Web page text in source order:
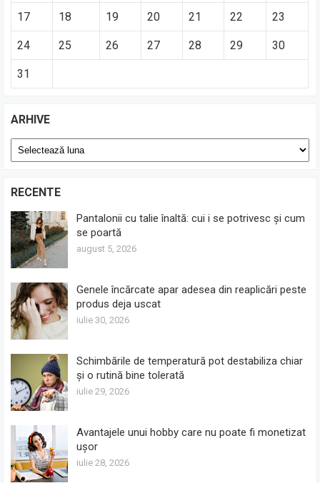
17 18 19 20 21 22 23
24 25 26 27 28 29 30
31
ARHIVE
Arhive
RECENTE
Pantalonii cu talie înaltă: cui i se potrivesc și cum
se poartă
august 5, 2026
Genele încărcate apar adesea din reaplicări peste
produs deja uscat
iulie 30, 2026
Schimbările de temperatură pot destabiliza chiar
și o rutină bine tolerată
iulie 29, 2026
Avantajele unui hobby care nu poate fi monetizat
ușor
iulie 28, 2026